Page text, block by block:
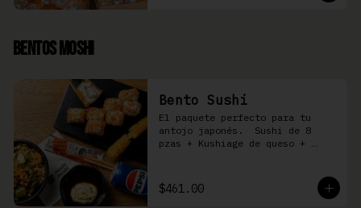
Bentos Moshi
Bento Sushi
El paquete perfecto para tu
antojo japonés.  Sushi de 8
pzas + Kushiage de queso +
$461.00